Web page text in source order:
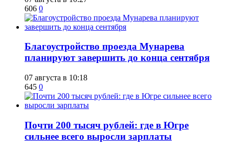
606 0
Благоустройство проезда Мунарева
планируют завершить до конца сентября
07 августа в 10:18
645 0
​Почти 200 тысяч рублей: где в Югре
сильнее всего выросли зарплаты